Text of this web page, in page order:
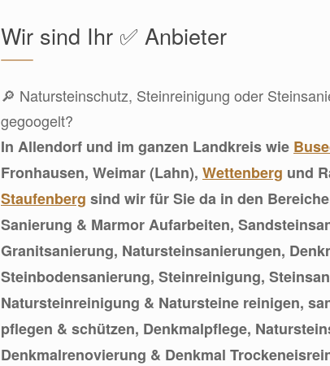
Wir sind Ihr ✅ Anbieter
🔎 Natursteinschutz, Steinreinigung oder
gegoogelt?
In Allendorf und im ganzen Landkreis wie
Fronhausen, Weimar (Lahn), Wettenberg und
Staufenberg sind wir für Sie da in den
Sanierung & Marmor Aufarbeiten,
Granitsanierung, Natursteinsanierungen,
Steinbodensanierung, Steinreinigung,
Natursteinreinigung & Natursteine reinigen,
pflegen & schützen, Denkmalpflege,
Denkmalrenovierung & Denkmal